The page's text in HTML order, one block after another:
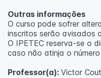
Outras informações
O curso pode sofrer
inscritos serão avisados
O IPETEC reserva-se o
caso não atinja o
Professor(a): Victor